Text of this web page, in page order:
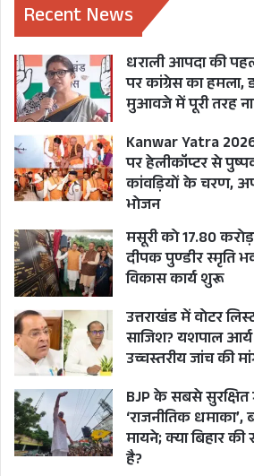
फिर एक हाकम सिंह नहीं,
लेकर घोटाले के हर
का विशेषज्ञ हो, चाहे
विशेषज्ञ हो और तो छोड़ो
पहलवान और सामने आया है
से, वह घोटालेबाज हो
करने वाला, यह सब लोगों
कहीं भाजपा से ही क्यों
मुख्यमंत्री जी आप हम पर
हैं तो जरा यह जो इतना बड़ा
कीचड़ आपके भाजपा की
हुआ है, तो जरा उसकी सफाई
#Uttarakhand #BJP4UK
#Pushkar Singh Dhami
Recent News
धराली आपदा की
पर कांग्रेस का हमला,
मुआवजे में पूरी तरह
Kanwar Yatra
पर हेलीकॉप्टर से
कांवड़ियों के चरण,
भोजन
मसूरी को 17.80
दीपक पुण्डीर स्मृति
विकास कार्य शुरू
उत्तराखंड में वोटर
साजिश? यशपाल
उच्चस्तरीय जांच की
BJP के सबसे
‘राजनीतिक
मायने; क्या बिहार
है?